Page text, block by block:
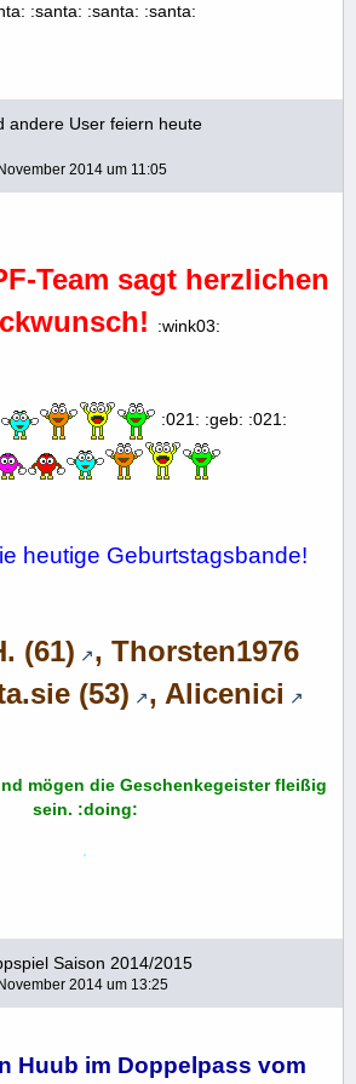
:santa: :santa: :santa:
andere User feiern heute
2014 um 11:05
Team sagt herzlichen
:wink03:
:021: :geb: :021:
heutige Geburtstagsbande!
(61) , Thorsten1976
(53) , Alicenici
mögen die Geschenkegeister fleißig
sein. :doing:
.
Saison 2014/2015
2014 um 13:25
Huub im Doppelpass vom